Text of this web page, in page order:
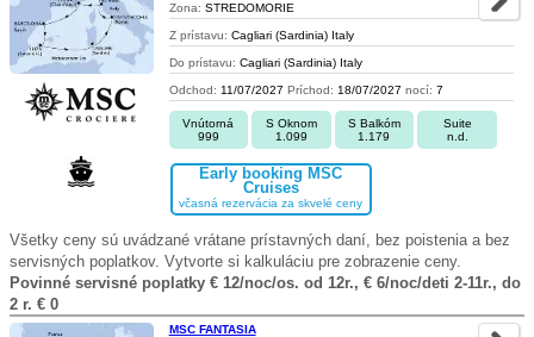
Zona: STREDOMORIE
Z prístavu: Cagliari (Sardinia) Italy
Do prístavu: Cagliari (Sardinia) Italy
Odchod: 11/07/2027 Príchod: 18/07/2027 nocí: 7
Vnútorná
999
S Oknom
1.099
S Balkóm
1.179
Suite
n.d.
Early booking MSC
Cruises
včasná rezervácia za skvelé ceny
Všetky ceny sú uvádzané vrátane prístavných daní, bez poistenia a bez
servisných poplatkov. Vytvorte si kalkuláciu pre zobrazenie ceny.
Povinné servisné poplatky € 12/noc/os. od 12r., € 6/noc/deti 2-11r., do
2 r. € 0
MSC FANTASIA